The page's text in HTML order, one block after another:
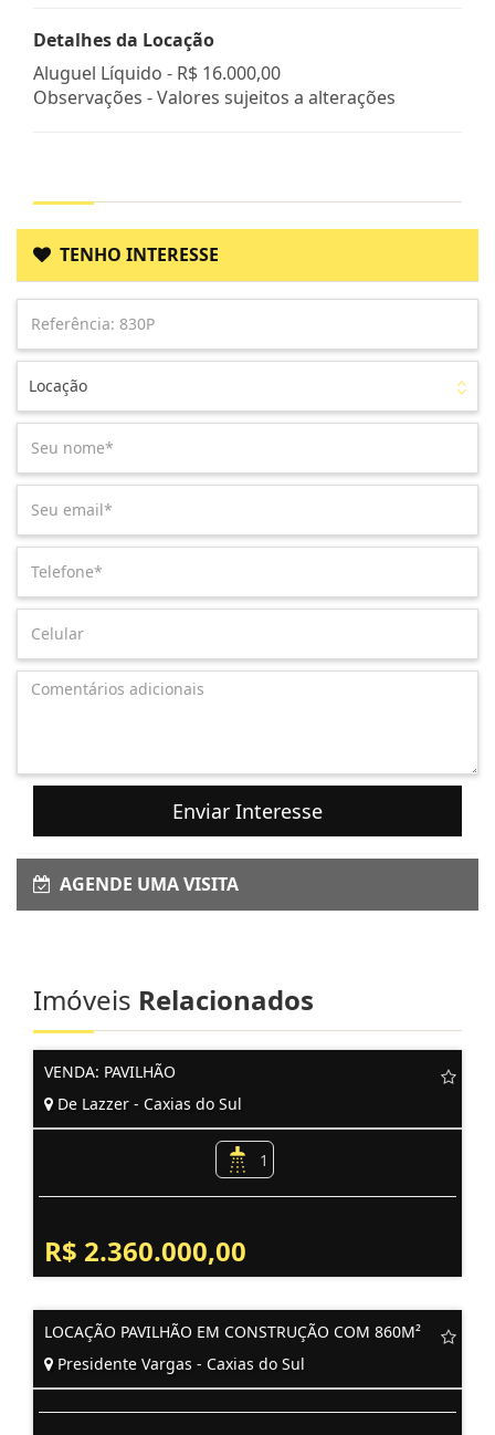
Detalhes da Locação
Aluguel Líquido - R$ 16.000,00
Observações - Valores sujeitos a alterações
TENHO INTERESSE
Locação
Enviar Interesse
AGENDE UMA VISITA
Imóveis Relacionados
VENDA: PAVILHÃO
De Lazzer - Caxias do Sul
1
R$ 2.360.000,00
LOCAÇÃO PAVILHÃO EM CONSTRUÇÃO COM 860M²
Presidente Vargas - Caxias do Sul